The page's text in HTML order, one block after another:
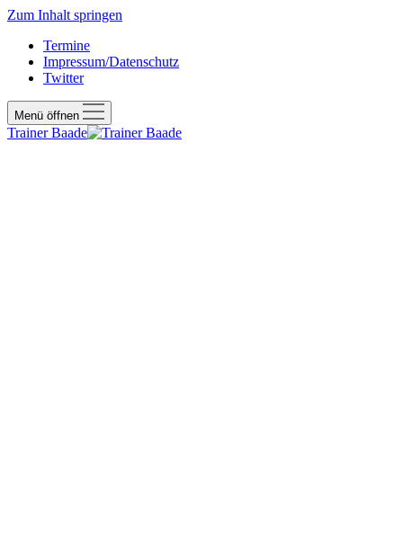
Zum Inhalt springen
Termine
Impressum/Datenschutz
Twitter
Menü öffnen
Trainer Baade